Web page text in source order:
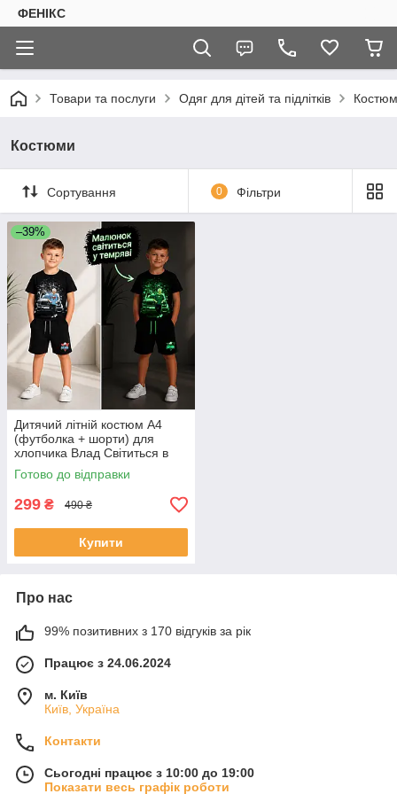
ФЕНІКС
Товари та послуги Одяг для дітей та підлітків
Костюми
Сортування 0 Фільтри
–39%
Дитячий літній костюм А4
(футболка + шорти) для
хлопчика Влад Світиться в
темряві 116-122 Чорний
Готово до відправки
299 ₴ 490 ₴
Купити
Про нас
99% позитивних з 170 відгуків за рік
Працює з 24.06.2024
м. Київ
Київ, Україна
Контакти
Сьогодні працює з 10:00 до 19:00
Показати весь графік роботи